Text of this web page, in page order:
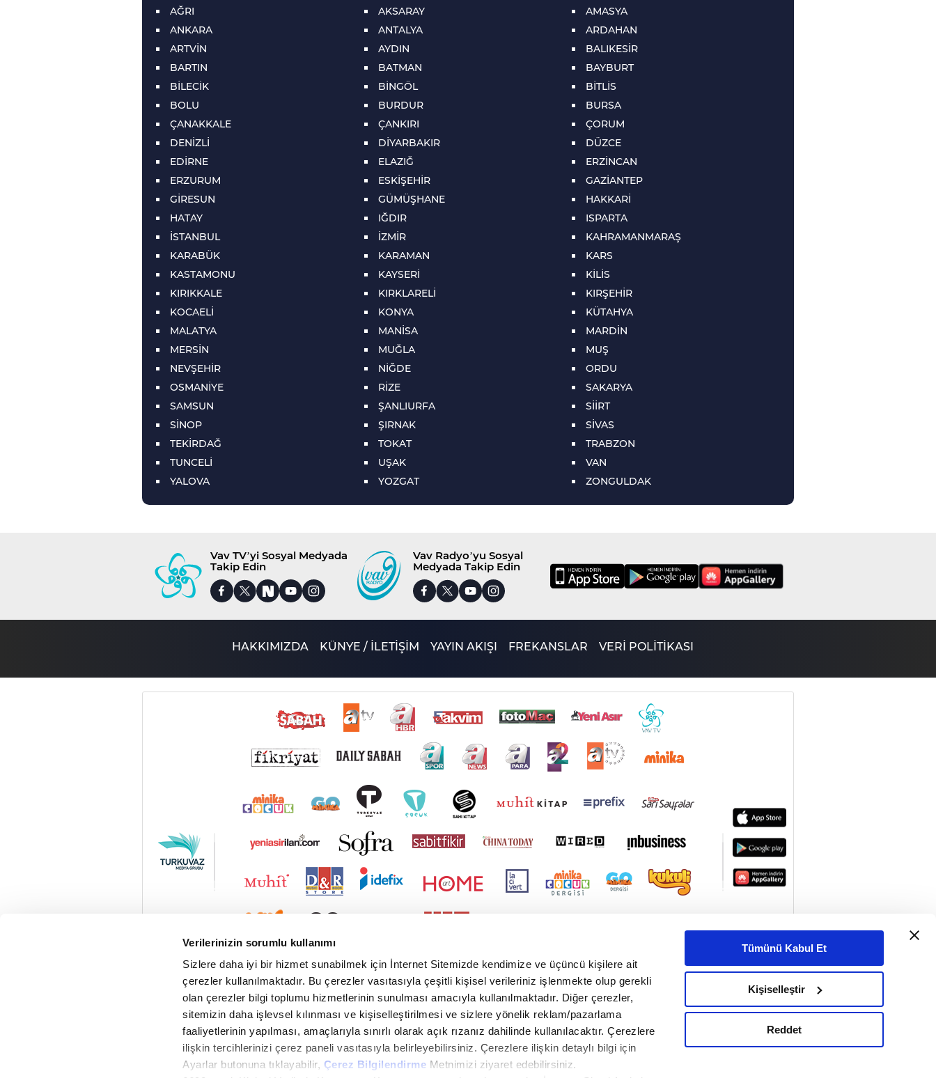
Verilerinizin sorumlu kullanımı
Sizlere daha iyi bir hizmet sunabilmek için İnternet Sitemizde kendimize ve üçüncü kişilere ait
çerezler kullanılmaktadır. Bu çerezler vasıtasıyla çeşitli kişisel verileriniz işlenmekte olup gerekli
olan çerezler bilgi toplumu hizmetlerinin sunulması amacıyla kullanılmaktadır. Diğer çerezler,
sitemizin daha işlevsel kılınması ve kişiselleştirilmesi ve sizlere yönelik reklam/pazarlama
faaliyetlerinin yapılması, amaçlarıyla sınırlı olarak açık rızanız dahilinde kullanılacaktır. Çerezlere
ilişkin tercihlerinizi çerez paneli vasıtasıyla belirleyebilirsiniz. Çerezlere ilişkin detaylı bilgi için
Ayarlar butonuna tıklayabilir, Çerez Bilgilendirme Metnimizi ziyaret edebilirsiniz.
Tümünü Kabul Et
Kişiselleştir
Reddet
AĞRI
AKSARAY
AMASYA
ANKARA
ANTALYA
ARDAHAN
ARTVİN
AYDIN
BALIKESİR
BARTIN
BATMAN
BAYBURT
BİLECİK
BİNGÖL
BİTLİS
BOLU
BURDUR
BURSA
ÇANAKKALE
ÇANKIRI
ÇORUM
DENİZLİ
DİYARBAKIR
DÜZCE
EDİRNE
ELAZIĞ
ERZİNCAN
ERZURUM
ESKİŞEHİR
GAZİANTEP
GİRESUN
GÜMÜŞHANE
HAKKARİ
HATAY
IĞDIR
ISPARTA
İSTANBUL
İZMİR
KAHRAMANMARAŞ
KARABÜK
KARAMAN
KARS
KASTAMONU
KAYSERİ
KİLİS
KIRIKKALE
KIRKLARELİ
KIRŞEHİR
KOCAELİ
KONYA
KÜTAHYA
MALATYA
MANİSA
MARDİN
MERSİN
MUĞLA
MUŞ
NEVŞEHİR
NİĞDE
ORDU
OSMANİYE
RİZE
SAKARYA
SAMSUN
ŞANLIURFA
SİİRT
SİNOP
ŞIRNAK
SİVAS
TEKİRDAĞ
TOKAT
TRABZON
TUNCELİ
UŞAK
VAN
YALOVA
YOZGAT ZONGULDAK
Vav TV’yi Sosyal Medyada
Takip Edin
Vav Radyo’yu Sosyal
Medyada Takip Edin
HAKKIMIZDA KÜNYE / İLETİŞİM YAYIN AKIŞI FREKANSLAR VERİ POLİTİKASI